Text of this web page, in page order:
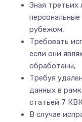
Зная
рубежом,
Требовать
если они
обработаны,
Требуя
данных в
статьей 7
В случае